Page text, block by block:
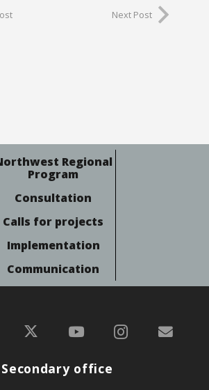
Next Post
Regional
Program
Consultation
Calls for projects
Implementation
Communication
office